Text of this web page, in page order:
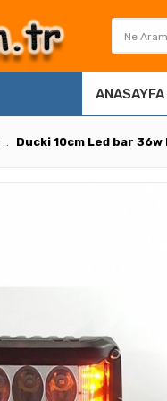
ANASAYFA
Ducki 10cm Led bar